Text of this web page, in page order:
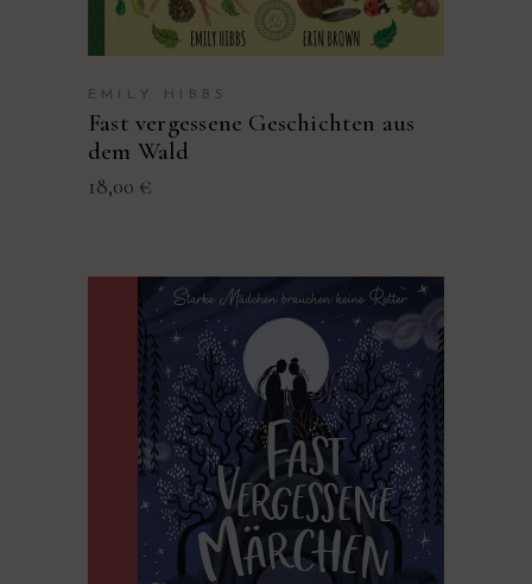
EMILY HIBBS
Fast vergessene Geschichten aus
dem Wald
18,00 €
EBOOK & AUDIO LIEFERBAR